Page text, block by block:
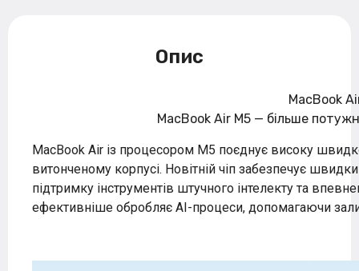
Опис
MacBook
MacBook Air M5 — більше
MacBook Air із процесором M5 поєднує високу
витонченому корпусі. Новітній чіп забезпечує
підтримку інструментів штучного інтелекту та
ефективніше обробляє AI-процеси, допомагаючи